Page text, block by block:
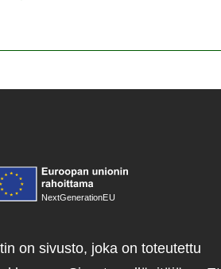
NextGenerationEU
on sivusto, joka on toteutettu